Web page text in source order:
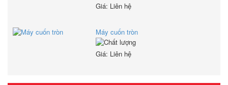
Giá: Liên hệ
Máy cuốn tròn
Giá: Liên hệ